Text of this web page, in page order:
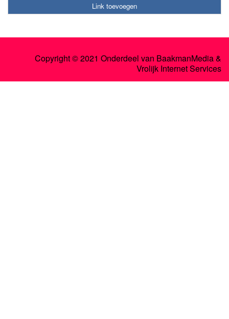
Link toevoegen
Copyright © 2021 Onderdeel van BaakmanMedia&
Vrolijk Internet Services